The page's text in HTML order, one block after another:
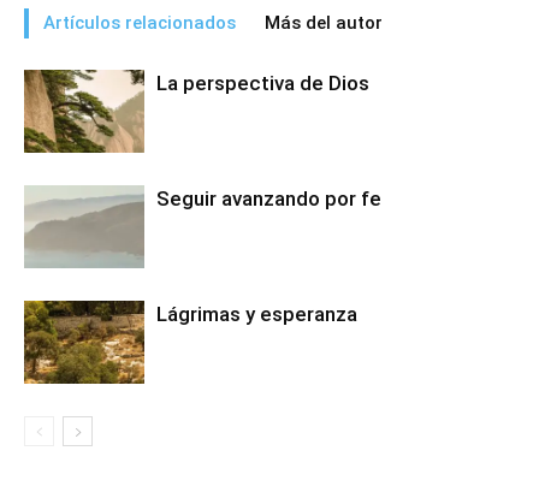
Artículos relacionados Más del autor
La perspectiva de Dios
Seguir avanzando por fe
Lágrimas y esperanza